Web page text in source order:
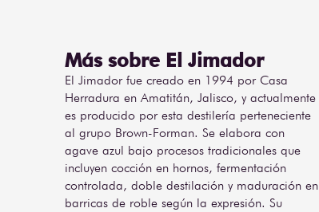
Más sobre El Jimador
El Jimador fue creado en 1994 por Casa
Herradura en Amatitán, Jalisco, y actualmente
es producido por esta destilería perteneciente
al grupo Brown-Forman. Se elabora con
agave azul bajo procesos tradicionales que
incluyen cocción en hornos, fermentación
controlada, doble destilación y maduración en
barricas de roble según la expresión. Su